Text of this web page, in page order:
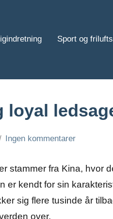
Sport og
loyal
Ingen kommentarer
stammer fra Kina, hvor
er kendt for sin
sig flere tusinde år
over.